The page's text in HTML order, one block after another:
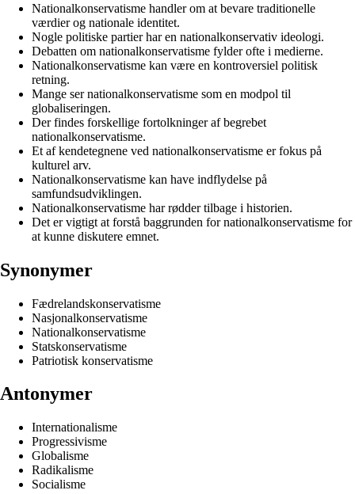
Nationalkonservatisme handler om at bevare traditionelle
værdier og nationale identitet.
Nogle politiske partier har en nationalkonservativ ideologi.
Debatten om nationalkonservatisme fylder ofte i medierne.
Nationalkonservatisme kan være en kontroversiel politisk
retning.
Mange ser nationalkonservatisme som en modpol til
globaliseringen.
Der findes forskellige fortolkninger af begrebet
nationalkonservatisme.
Et af kendetegnene ved nationalkonservatisme er fokus på
kulturel arv.
Nationalkonservatisme kan have indflydelse på
samfundsudviklingen.
Nationalkonservatisme har rødder tilbage i historien.
Det er vigtigt at forstå baggrunden for nationalkonservatisme for
at kunne diskutere emnet.
Synonymer
Fædrelandskonservatisme
Nasjonalkonservatisme
Nationalkonservatisme
Statskonservatisme
Patriotisk konservatisme
Antonymer
Internationalisme
Progressivisme
Globalisme
Radikalisme
Socialisme